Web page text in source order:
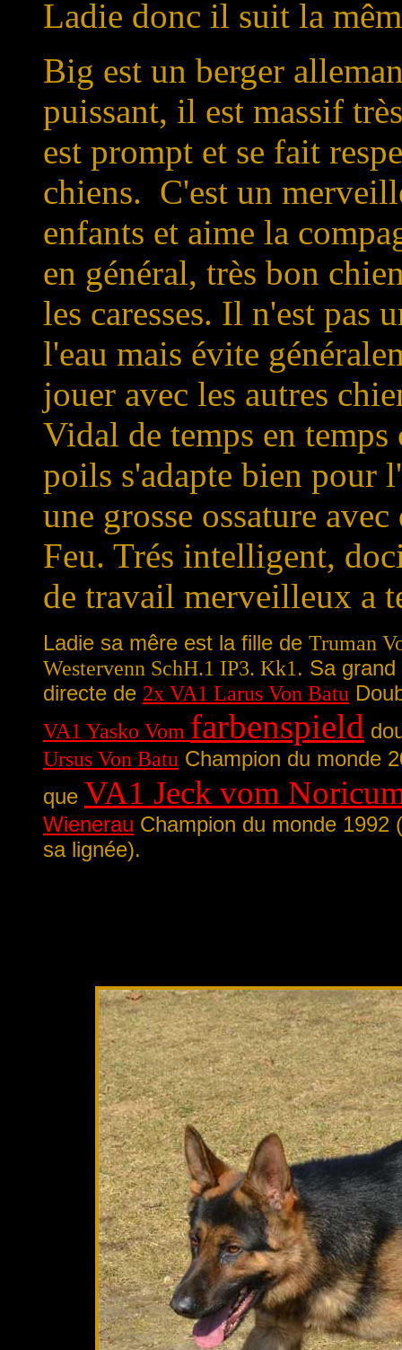
Ladie donc il suit la
Big est un berger
puissant, il est massif
est prompt et se fait
chiens. C'est un
enfants et aime la
en général, très bon
les caresses. Il n'est pas
l'eau mais évite
jouer avec les autres
Vidal de temps en
poils s'adapte bien pour
une grosse ossature
Feu. Trés intelligent,
de travail merveilleux a
Ladie sa mêre est la fille de Truman
Westervenn SchH.1 IP3. Kk1 . Sa
directe de 2x VA1 Larus Von Batu
VA1 Yasko Vom farbenspield
Ursus Von Batu Champion du monde
que VA1 Jeck vom
Wienerau Champion du monde 1992
sa lignée).